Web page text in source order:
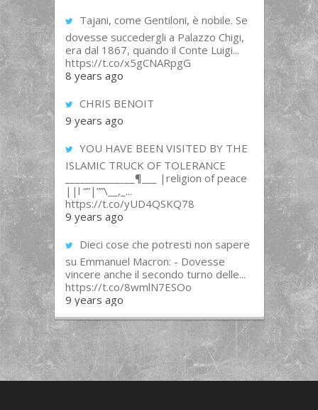
Tajani, come Gentiloni, è nobile. Se
dovesse succedergli a Palazzo Chigi,
era dal 1867, quando il Conte Luigi...
https://t.co/x5gCNARpgG
8 years ago
CHRIS BENOIT
9 years ago
YOU HAVE BEEN VISITED BY THE
ISLAMIC TRUCK OF TOLERANCE
______________¶___ |religion of peace
||l “”|””\__,_...
https://t.co/yUD4QSKQ78
9 years ago
Dieci cose che potresti non sapere
su Emmanuel Macron: - Dovesse
vincere anche il secondo turno delle...
https://t.co/8wmlN7ESOo
9 years ago